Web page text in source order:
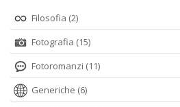
Filosofia (2)
Fotografia (15)
Fotoromanzi (11)
Generiche (6)